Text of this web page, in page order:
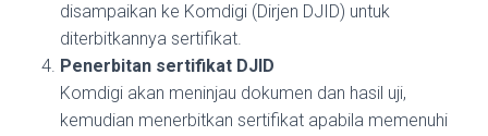
disampaikan ke Komdigi (Dirjen DJID) untuk
diterbitkannya sertifikat.
Penerbitan sertifikat DJID
Komdigi akan meninjau dokumen dan hasil uji,
kemudian menerbitkan sertifikat apabila memenuhi